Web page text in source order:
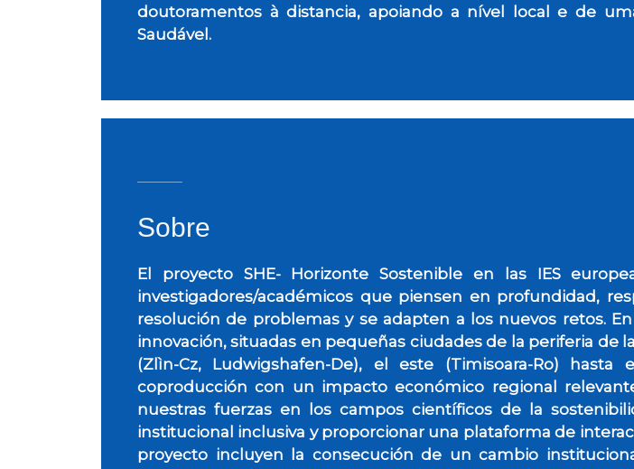
doutoramentos à distancia, apoiando a nível local e de
Saudável.
Sobre
El proyecto SHE- Horizonte Sostenible en las IES
investigadores/académicos que piensen en profundidad,
resolución de problemas y se adapten a los nuevos retos.
innovación, situadas en pequeñas ciudades de la periferia de
(Zlìn-Cz, Ludwigshafen-De), el este (Timisoara-Ro)
coproducción con un impacto económico regional
nuestras fuerzas en los campos científicos de la
institucional inclusiva y proporcionar una plataforma de
proyecto incluyen la consecución de un cambio